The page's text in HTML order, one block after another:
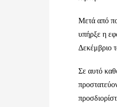
Μετά από
υπήρξε η
Δεκέμβριο
Σε αυτό